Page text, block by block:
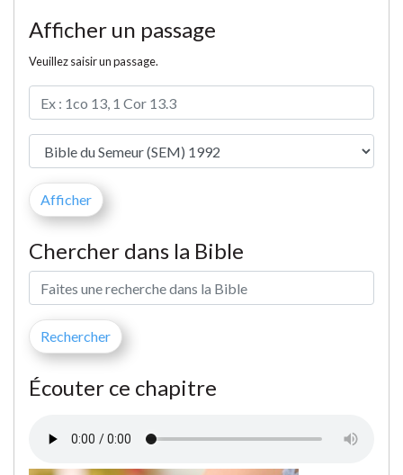
Afficher un passage
Veuillez saisir un passage.
Chercher dans la Bible
Écouter ce chapitre